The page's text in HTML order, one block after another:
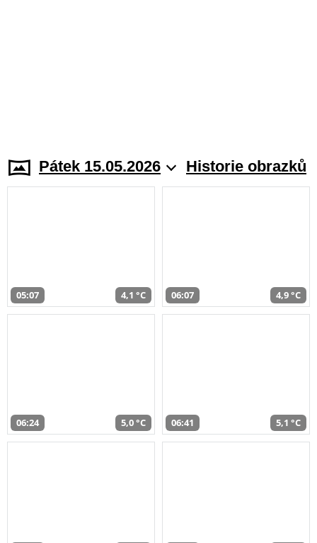
Pátek 15.05.2026 Historie obrazků
05:07 4,1 °C 06:07 4,9 °C
06:24 5,0 °C 06:41 5,1 °C